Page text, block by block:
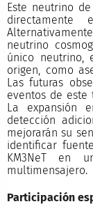
Este neutrino
directamente
neutrino
único neutrino,
origen, como
Las futuras
eventos de este
La expansión
detección
mejorarán su
identificar
KM3NeT en
multimensajero.
Participación